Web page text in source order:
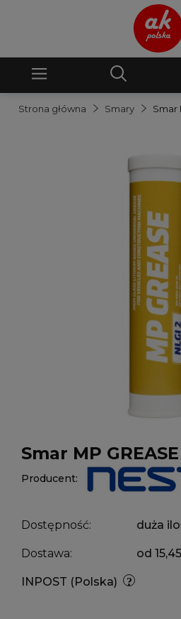
Strona główna Smary Smar
Smar MP
Producent:
Dostępność: duża
Dostawa: od
INPOST (Polska)